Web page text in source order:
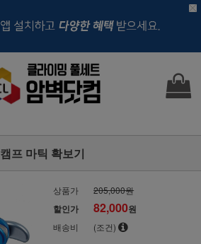
캠프 마틱 확보기
상품가 205,000원
할인가 82,000원
배송비 (조건)